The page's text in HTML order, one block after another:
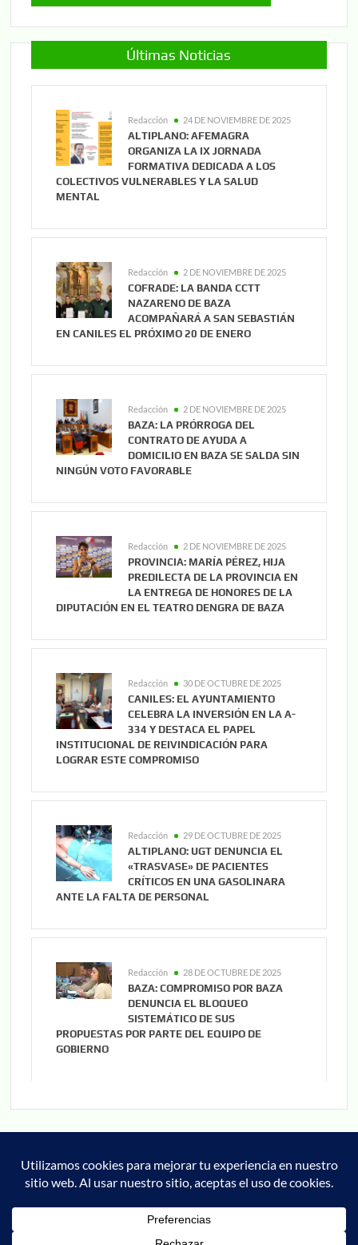
Últimas Noticias
Redacción 24 DE NOVIEMBRE DE 2025
ALTIPLANO: AFEMAGRA
ORGANIZA LA IX JORNADA
FORMATIVA DEDICADA A LOS
COLECTIVOS VULNERABLES Y LA SALUD
MENTAL
Redacción 2 DE NOVIEMBRE DE 2025
COFRADE: LA BANDA CCTT
NAZARENO DE BAZA
ACOMPAÑARÁ A SAN SEBASTIÁN
EN CANILES EL PRÓXIMO 20 DE ENERO
Redacción 2 DE NOVIEMBRE DE 2025
BAZA: LA PRÓRROGA DEL
CONTRATO DE AYUDA A
DOMICILIO EN BAZA SE SALDA SIN
NINGÚN VOTO FAVORABLE
Redacción 2 DE NOVIEMBRE DE 2025
PROVINCIA: MARÍA PÉREZ, HIJA
PREDILECTA DE LA PROVINCIA EN
LA ENTREGA DE HONORES DE LA
DIPUTACIÓN EN EL TEATRO DENGRA DE BAZA
Redacción 30 DE OCTUBRE DE 2025
CANILES: EL AYUNTAMIENTO
CELEBRA LA INVERSIÓN EN LA A-
334 Y DESTACA EL PAPEL
INSTITUCIONAL DE REIVINDICACIÓN PARA
LOGRAR ESTE COMPROMISO
Redacción 29 DE OCTUBRE DE 2025
ALTIPLANO: UGT DENUNCIA EL
«TRASVASE» DE PACIENTES
CRÍTICOS EN UNA GASOLINARA
ANTE LA FALTA DE PERSONAL
Redacción 28 DE OCTUBRE DE 2025
BAZA: COMPROMISO POR BAZA
DENUNCIA EL BLOQUEO
SISTEMÁTICO DE SUS
PROPUESTAS POR PARTE DEL EQUIPO DE
GOBIERNO
Noticias Cultura
Deportes
Cofrade
Granada Actualidad